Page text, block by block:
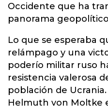
Occidente que ha
panorama
Lo que se esperaba
relámpago y una
poderío militar ruso
resistencia valerosa
población de
Helmuth von Moltke